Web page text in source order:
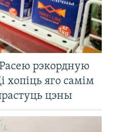
рэкордную
хопіць яго самім
цэны